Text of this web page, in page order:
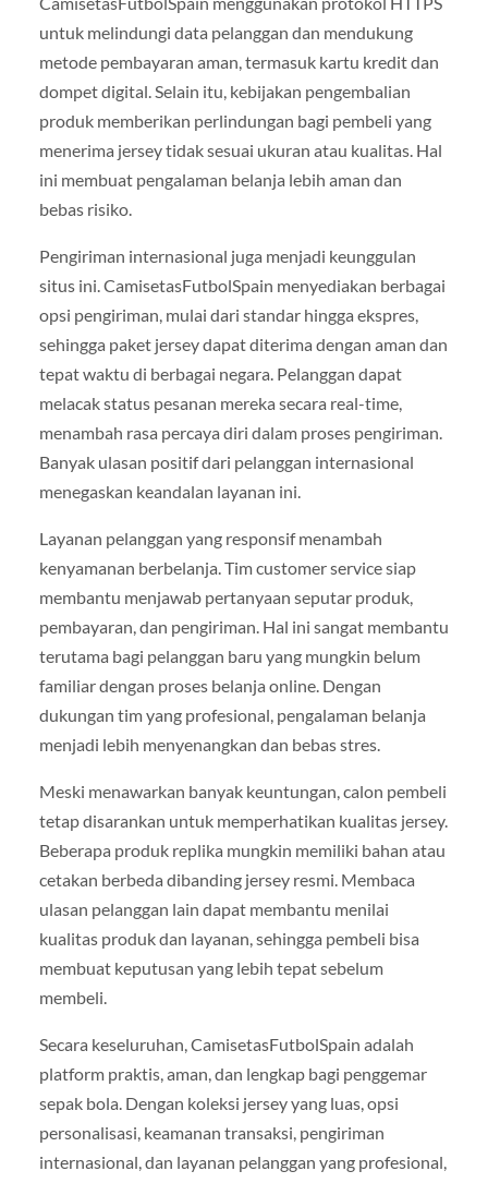
untuk melindungi data pelanggan dan mendukung
metode pembayaran aman, termasuk kartu kredit dan
dompet digital. Selain itu, kebijakan pengembalian
produk memberikan perlindungan bagi pembeli yang
menerima jersey tidak sesuai ukuran atau kualitas. Hal
ini membuat pengalaman belanja lebih aman dan
bebas risiko.
Pengiriman internasional juga menjadi keunggulan
situs ini. CamisetasFutbolSpain menyediakan berbagai
opsi pengiriman, mulai dari standar hingga ekspres,
sehingga paket jersey dapat diterima dengan aman dan
tepat waktu di berbagai negara. Pelanggan dapat
melacak status pesanan mereka secara real-time,
menambah rasa percaya diri dalam proses pengiriman.
Banyak ulasan positif dari pelanggan internasional
menegaskan keandalan layanan ini.
Layanan pelanggan yang responsif menambah
kenyamanan berbelanja. Tim customer service siap
membantu menjawab pertanyaan seputar produk,
pembayaran, dan pengiriman. Hal ini sangat membantu
terutama bagi pelanggan baru yang mungkin belum
familiar dengan proses belanja online. Dengan
dukungan tim yang profesional, pengalaman belanja
menjadi lebih menyenangkan dan bebas stres.
Meski menawarkan banyak keuntungan, calon pembeli
tetap disarankan untuk memperhatikan kualitas jersey.
Beberapa produk replika mungkin memiliki bahan atau
cetakan berbeda dibanding jersey resmi. Membaca
ulasan pelanggan lain dapat membantu menilai
kualitas produk dan layanan, sehingga pembeli bisa
membuat keputusan yang lebih tepat sebelum
membeli.
Secara keseluruhan, CamisetasFutbolSpain adalah
platform praktis, aman, dan lengkap bagi penggemar
sepak bola. Dengan koleksi jersey yang luas, opsi
personalisasi, keamanan transaksi, pengiriman
internasional, dan layanan pelanggan yang profesional,